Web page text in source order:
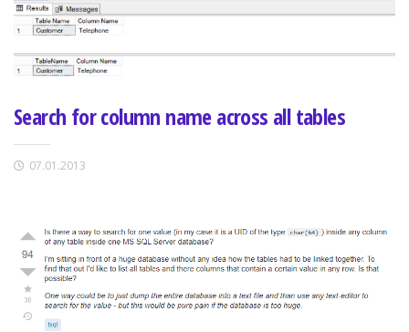
Search for column name across all tables
07.01.2013